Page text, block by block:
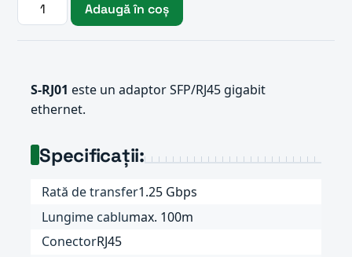
Adaugă în coș
S-RJ01 este un adaptor SFP/RJ45 gigabit
ethernet.
Specificații:
Rată de transfer1.25 Gbps
Lungime cablumax. 100m
ConectorRJ45